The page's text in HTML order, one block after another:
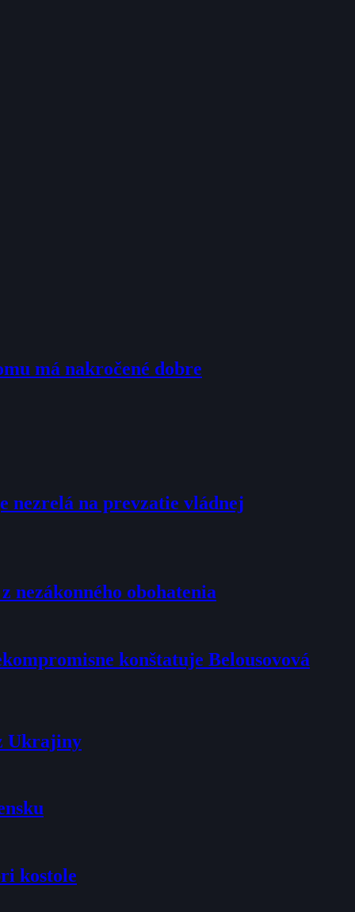
má nakročené dobre
nezrelá na prevzatie vládnej
obohatenia
konštatuje Belousovová
Ukrajiny
kostole